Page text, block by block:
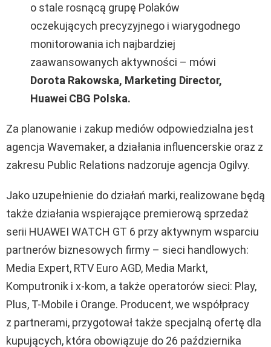
o stale rosnącą grupę Polaków
oczekujących precyzyjnego i wiarygodnego
monitorowania ich najbardziej
zaawansowanych aktywności – mówi
Dorota Rakowska, Marketing Director,
Huawei CBG Polska.
Za planowanie i zakup mediów odpowiedzialna jest
agencja Wavemaker, a działania influencerskie oraz z
zakresu Public Relations nadzoruje agencja Ogilvy.
Jako uzupełnienie do działań marki, realizowane będą
także działania wspierające premierową sprzedaż
serii HUAWEI WATCH GT 6 przy aktywnym wsparciu
partnerów biznesowych firmy – sieci handlowych:
Media Expert, RTV Euro AGD, Media Markt,
Komputronik i x-kom, a także operatorów sieci: Play,
Plus, T-Mobile i Orange. Producent, we współpracy
z partnerami, przygotował także specjalną ofertę dla
kupujących, która obowiązuje do 26 października